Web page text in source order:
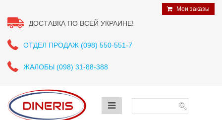
Мои заказы
ДОСТАВКА ПО ВСЕЙ УКРАИНЕ!
ОТДЕЛ ПРОДАЖ (098) 550-551-7
ЖАЛОБЫ (098) 31-88-388